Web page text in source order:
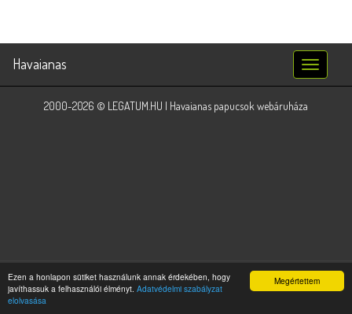
Megértettem
Ezen a honlapon sütiket használunk annak érdekében, hogy
javíthassuk a felhasználói élményt. Adatvédelmi szabályzat
elolvasása
Toggle
navigation
Havaianas
2000-2026 © LEGATUM.HU | Havaianas papucsok webáruháza
Time: 0.0573 ms | Memory: 2.75MB | Version: 4.0
keresőoptimalizálás